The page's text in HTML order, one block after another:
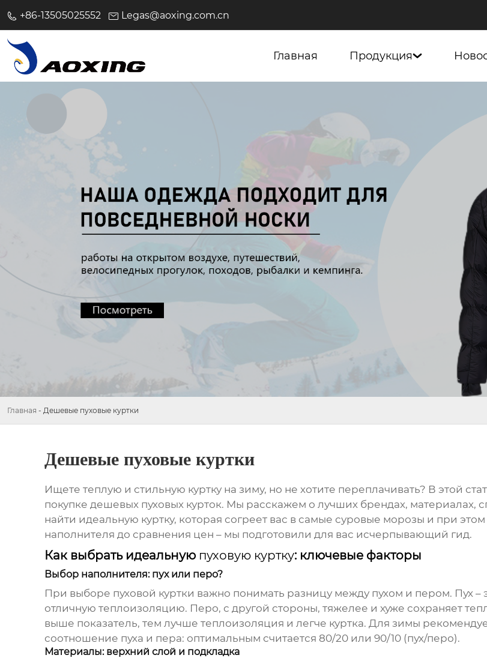
+86-13505025552 Legas@aoxing.com.cn
Главная Продукция
Главная - Дешевые пуховые куртки
Дешевые пуховые куртки
Ищете теплую и стильную куртку на зиму, но не хотите переплачивать? В этой
покупке дешевых пуховых курток. Мы расскажем о лучших брендах, материалах,
найти идеальную куртку, которая согреет вас в самые суровые морозы и при
наполнителя до сравнения цен – мы подготовили для вас исчерпывающий гид.
Как выбрать идеальную пуховую куртку: ключевые факторы
Выбор наполнителя: пух или перо?
При выборе пуховой куртки важно понимать разницу между пухом и пером. Пух
отличную теплоизоляцию. Перо, с другой стороны, тяжелее и хуже сохраняет
выше показатель, тем лучше теплоизоляция и легче куртка. Для зимы
соотношение пуха и пера: оптимальным считается 80/20 или 90/10 (пух/перо).
Материалы: верхний слой и подкладка